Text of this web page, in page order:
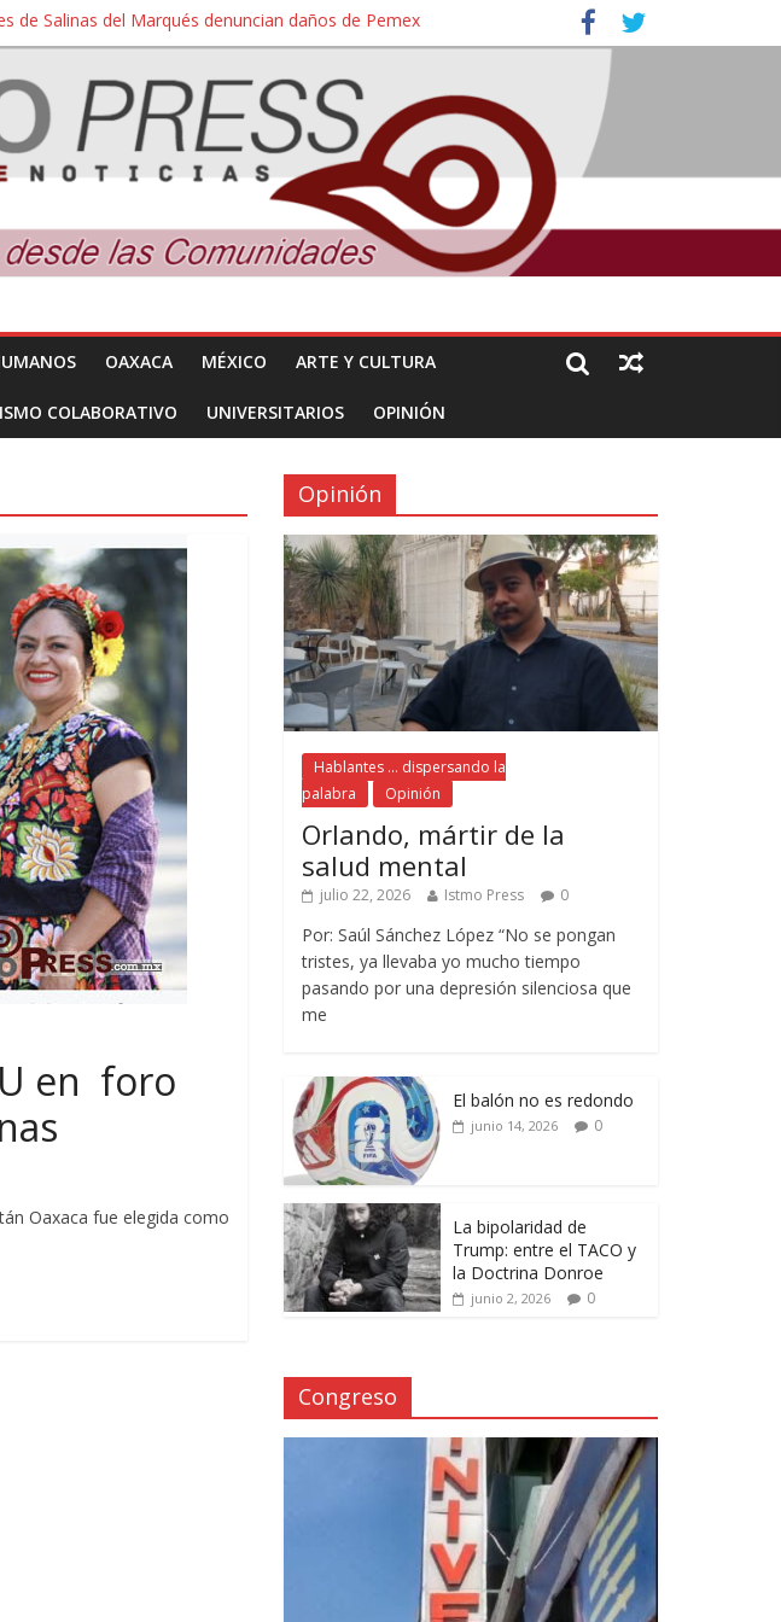
de Salinas del Marqués denuncian daños de Pemex
a las aulas tras amparo
detener a los autores materiales e intelectuales de su asesinato
un parque eólico
gravera Oyamel
OAXACA MÉXICO ARTE Y CULTURA
COLABORATIVO UNIVERSITARIOS OPINIÓN
en foro
Oaxaca fue elegida como
Opinión
Hablantes ... dispersando la
palabra
Opinión
Orlando, mártir de la
salud mental
julio 22, 2026 Istmo Press 0
Por: Saúl Sánchez López “No se pongan
tristes, ya llevaba yo mucho tiempo
pasando por una depresión silenciosa que
me
El balón no es redondo
junio 14, 2026 0
La bipolaridad de
Trump: entre el TACO y
la Doctrina Donroe
junio 2, 2026 0
Congreso